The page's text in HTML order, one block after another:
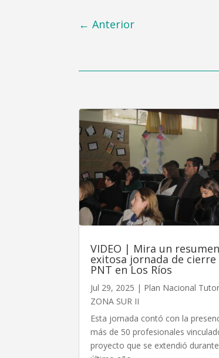
←Anterior
VIDEO | Mira un
exitosa jornada de cierre
PNT en Los Ríos
Jul 29, 2025 | Plan Nacional
ZONA SUR II
Esta jornada contó con la
más de 50 profesionales
proyecto que se extendió